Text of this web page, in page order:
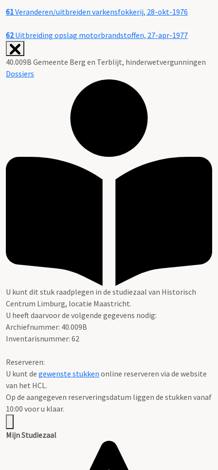
61Veranderen/uitbreiden varkensfokkerij, 28-okt-1976
62 Uitbreiding opslag motorbrandstoffen, 27-apr-1977
40.009B Gemeente Berg en Terblijt, hinderwetvergunningen
Dossiers
U kunt dit stuk raadplegen in de studiezaal van Historisch
Centrum Limburg, locatie Maastricht.
U heeft daarvoor de volgende gegevens nodig:
Archiefnummer: 40.009B
Inventarisnummer: 62
Reserveren:
U kunt de gewenste stukken online reserveren via de website
van het HCL.
Op de aangegeven reserveringsdatum liggen de stukken vanaf
10:00 voor u klaar.
Mijn Studiezaal